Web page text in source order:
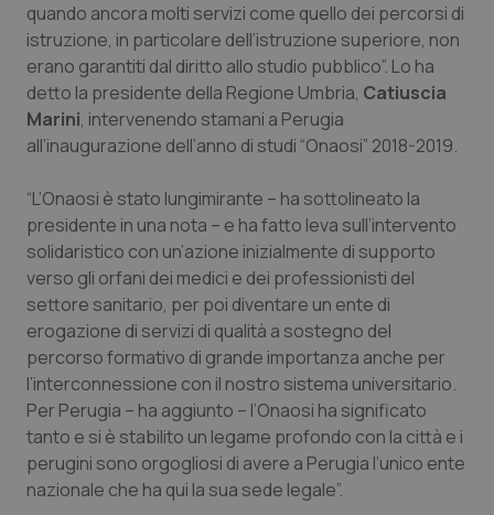
Calabria
Campania
Emilia-Romagna
Friuli Venezia Giulia
Lazio
Liguria
Lombardia
Marche
Molise
Asma & BPCO
Car-T
Colesterolo & coronaropatie
Dermatite Atopica
Diabete & glucometri
Disturbi dell’umore
Dolore
Donna & Salute
Epatiti
quando ancora molti servizi come quello dei percorsi di
istruzione, in particolare dell’istruzione superiore, non
erano garantiti dal diritto allo studio pubblico”. Lo ha
detto la presidente della Regione Umbria, Catiuscia
Marini, intervenendo stamani a Perugia
all’inaugurazione dell’anno di studi “Onaosi” 2018-2019.
“L’Onaosi è stato lungimirante – ha sottolineato la
presidente in una nota – e ha fatto leva sull’intervento
solidaristico con un’azione inizialmente di supporto
verso gli orfani dei medici e dei professionisti del
settore sanitario, per poi diventare un ente di
erogazione di servizi di qualità a sostegno del
percorso formativo di grande importanza anche per
l’interconnessione con il nostro sistema universitario.
Per Perugia – ha aggiunto – l’Onaosi ha significato
tanto e si è stabilito un legame profondo con la città e i
perugini sono orgogliosi di avere a Perugia l’unico ente
nazionale che ha qui la sua sede legale”.